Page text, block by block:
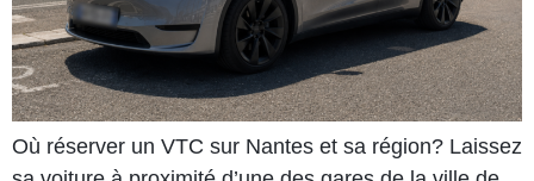
Où réserver un VTC sur Nantes et sa région? Laissez